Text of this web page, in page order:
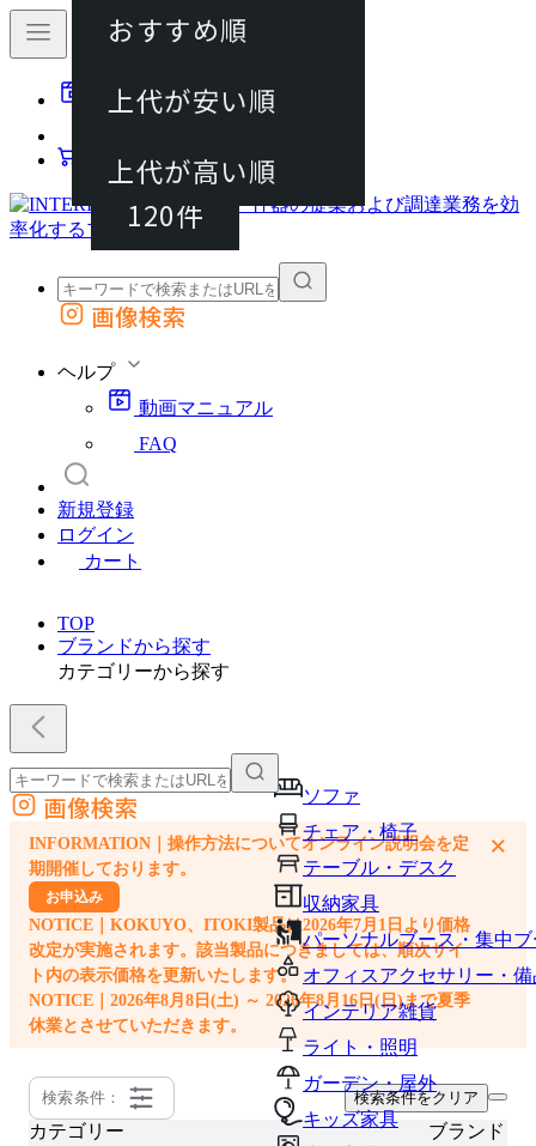
動画マニュアル
カート
外部サイトの商品をカートに追加
画像検索
ヘルプ
動画マニュアル
FAQ
新規登録
ログイン
カート
TOP
ブランドから探す
カテゴリーから探す
ソファ
チェア・椅子
テーブル・デスク
収納家具
パーソナルブース・集中
オフィスアクセサリー・備
インテリア雑貨
ライト・照明
ガーデン・屋外
キッズ家具
外部サイトの商品をカートに追加
他のサイトで見つけた商品ページのURLを貼り付けて、カートに追加できます
画像検索
INFORMATION｜操作方法についてオンライン説明会を定
期開催しております。
お申込み
NOTICE｜KOKUYO、ITOKI製品は2026年7月1日より価格
改定が実施されます。該当製品につきましては、順次サイ
ト内の表示価格を更新いたします。
NOTICE｜2026年8月8日(土) ～ 2026年8月16日(日)まで夏季
休業とさせていただきます。
×
検索条件： 検索条件をクリア
カテゴリー ブランド
120件
おすすめ順
上代が安い順
上代が高い順